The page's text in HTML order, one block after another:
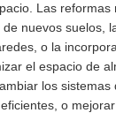
Las reformas
nuevos suelos,
o la
el espacio de
los sistemas
o